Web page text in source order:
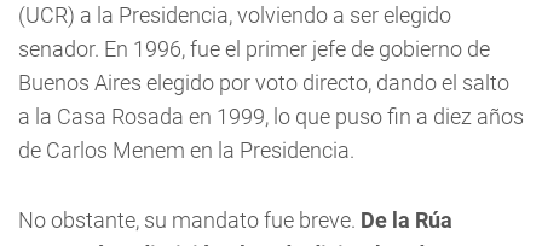
(UCR) a la Presidencia, volviendo a ser elegido
senador. En 1996, fue el primer jefe de gobierno de
Buenos Aires elegido por voto directo, dando el salto
a la Casa Rosada en 1999, lo que puso fin a diez años
de Carlos Menem en la Presidencia.
No obstante, su mandato fue breve. De la Rúa